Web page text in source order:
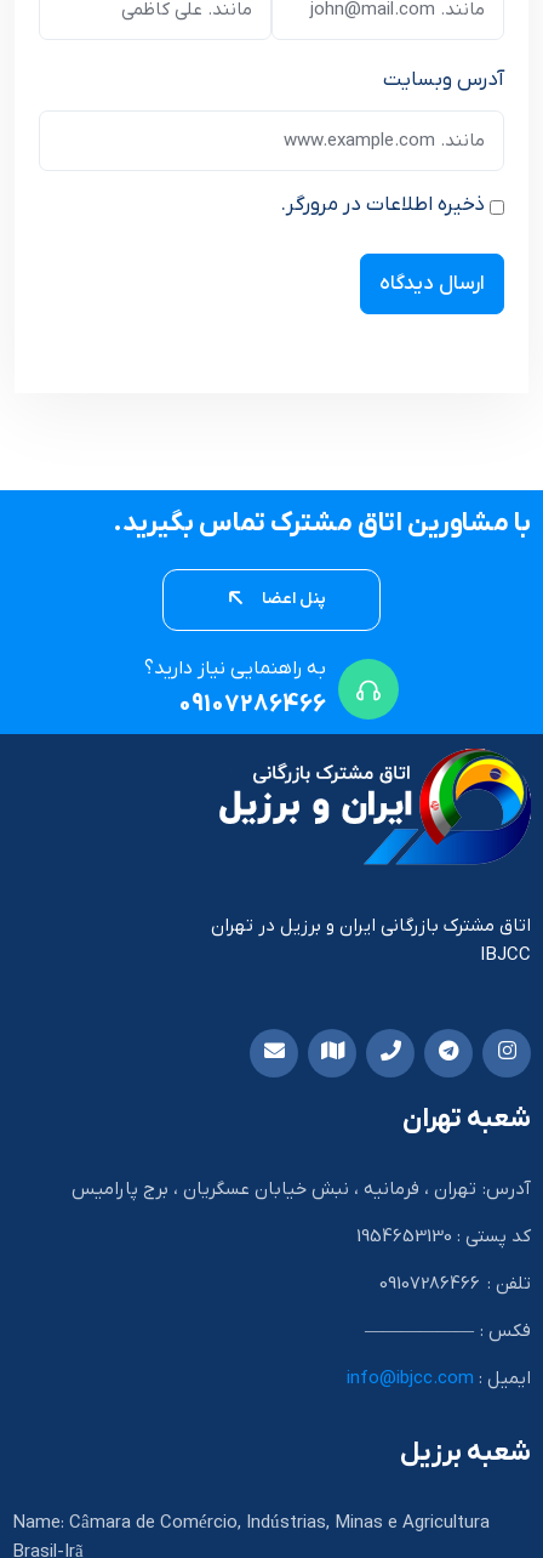
آدرس وبسایت
ذخیره اطلاعات در مرورگر.
با مشاورین اتاق مشترک تماس بگیرید.
پنل اعضا
به راهنمایی نیاز دارید؟
09107286466
اتاق مشترک بازرگانی ایران و برزیل در تهران
IBJCC
شعبه تهران
آدرس: تهران ، فرمانیه ، نبش خیابان عسگریان ، برج پارامیس
کد پستی : 1954653130
تلفن : 09107286466
فکس : ——————
ایمیل : info@ibjcc.com
شعبه برزیل
Name: Câmara de Comércio, Indústrias, Minas e Agricultura
Brasil-Irã